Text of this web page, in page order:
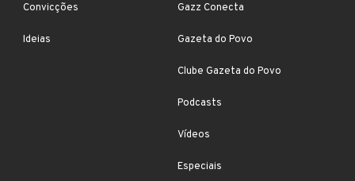
Convicções
Ideias
Gazz Conecta
Gazeta do Povo
Clube Gazeta do Povo
Podcasts
Vídeos
Especiais